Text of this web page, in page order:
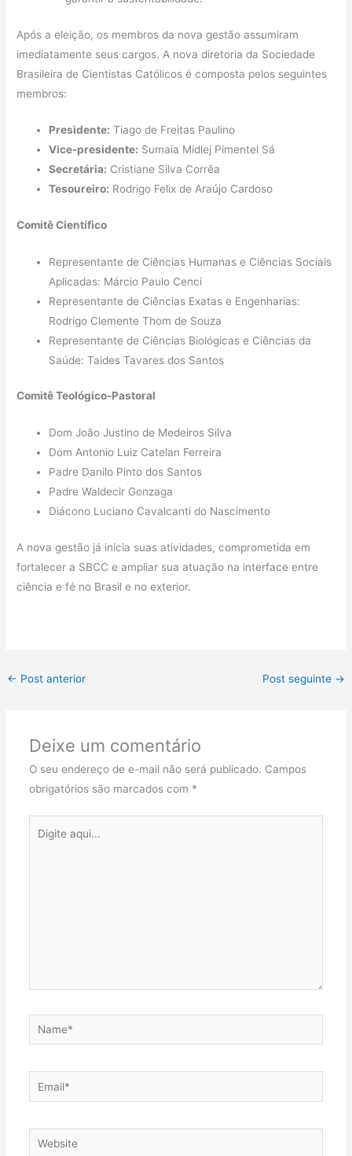
Após a eleição, os membros da nova gestão assumiram
imediatamente seus cargos. A nova diretoria da Sociedade
Brasileira de Cientistas Católicos é composta pelos seguintes
membros:
Presidente: Tiago de Freitas Paulino
Vice-presidente: Sumaia Midlej Pimentel Sá
Secretária: Cristiane Silva Corrêa
Tesoureiro: Rodrigo Felix de Araújo Cardoso
Comitê Científico
Representante de Ciências Humanas e Ciências Sociais
Aplicadas: Márcio Paulo Cenci
Representante de Ciências Exatas e Engenharias:
Rodrigo Clemente Thom de Souza
Representante de Ciências Biológicas e Ciências da
Saúde: Taides Tavares dos Santos
Comitê Teológico-Pastoral
Dom João Justino de Medeiros Silva
Dom Antonio Luiz Catelan Ferreira
Padre Danilo Pinto dos Santos
Padre Waldecir Gonzaga
Diácono Luciano Cavalcanti do Nascimento
A nova gestão já inicia suas atividades, comprometida em
fortalecer a SBCC e ampliar sua atuação na interface entre
ciência e fé no Brasil e no exterior.
← Post anterior Post seguinte →
Deixe um comentário
O seu endereço de e-mail não será publicado. Campos
obrigatórios são marcados com *
aqui...
Name*
Email*
Website